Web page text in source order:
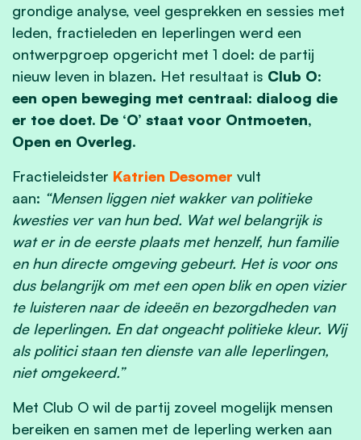
grondige analyse, veel gesprekken en sessies met
leden, fractieleden en Ieperlingen werd een
ontwerpgroep opgericht met 1 doel: de partij
nieuw leven in blazen. Het resultaat is Club O:
een open beweging met centraal: dialoog die
er toe doet. De ‘O’ staat voor Ontmoeten,
Open en Overleg.
Fractieleidster Katrien Desomer vult
aan: “Mensen liggen niet wakker van politieke
kwesties ver van hun bed. Wat wel belangrijk is
wat er in de eerste plaats met henzelf, hun familie
en hun directe omgeving gebeurt. Het is voor ons
dus belangrijk om met een open blik en open vizier
te luisteren naar de ideeën en bezorgdheden van
de Ieperlingen. En dat ongeacht politieke kleur. Wij
als politici staan ten dienste van alle Ieperlingen,
niet omgekeerd.”
Met Club O wil de partij zoveel mogelijk mensen
bereiken en samen met de Ieperling werken aan